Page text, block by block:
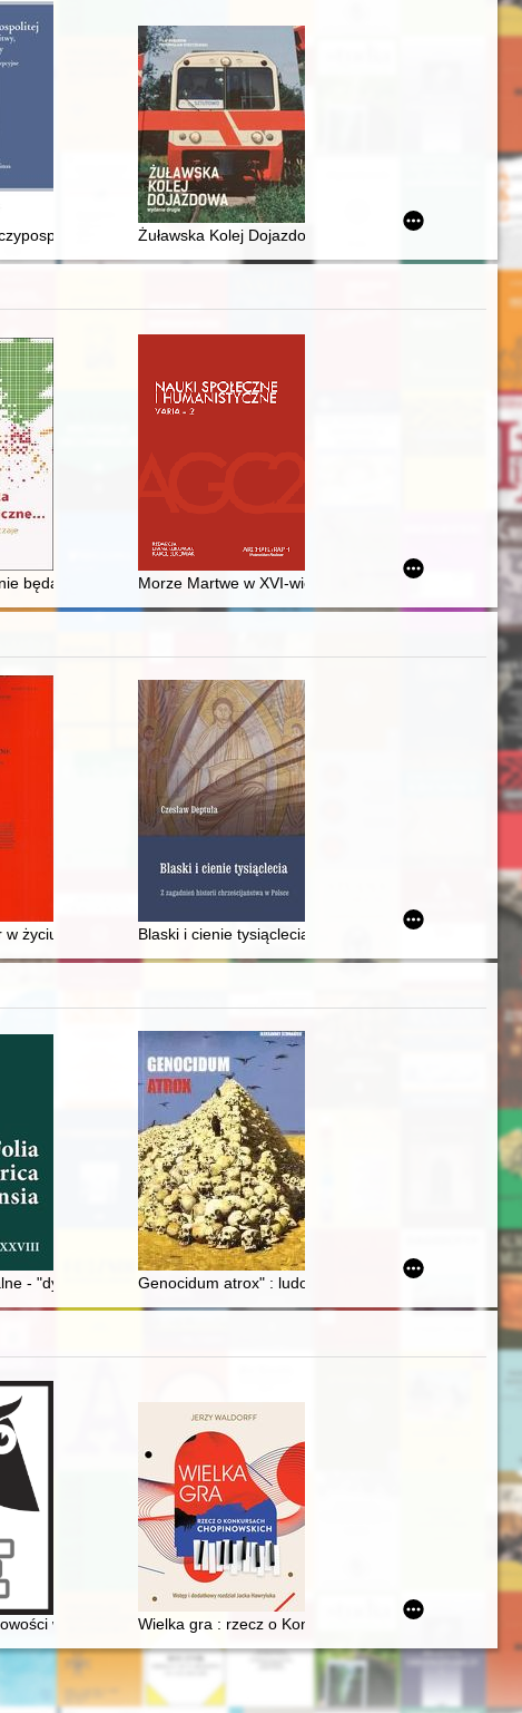
nr 2 im. Mikołaja Kopernika w Siedlcach 1925-2025 :
w kulturach Polski, Litwy, Białorusi i Ukrainy : konteksty
Żuławska Kolej Dojazdowa
1970-1990)
1968 : historia pewnego mitu
obalonych piórem Jerzego z Krakowa
będą magiczne... : teologia, historia i obyczaje świąt w Polsce
Morze Martwe w XVI-wiecznych pamiętnikach
życiu społecznym wsi na Mierzei Wiślanej w XVI-XVII wieku - recenzja]
Blaski i cienie tysiąclecia : z zagadnień historii
austriackiego katastru nieruchomości = Description of the
Katedralnej Krakowskiej
- "dymokur" znad ujścia rzeki Szamanka (środkowa Angara) :
Genocidum atrox" : ludobójstwo okrutne
Polskiw recepcji twórczości Fryderyka Chopina
Wielka gra : rzecz o Konkursach Chopinowskich